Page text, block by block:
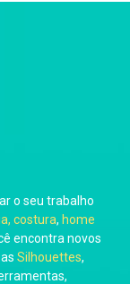
o seu trabalho
costura, home
encontra novos
Silhouettes,